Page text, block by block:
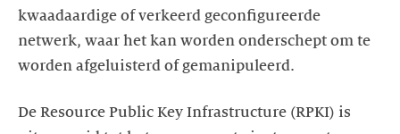
kwaadaardige of verkeerd geconfigureerde
netwerk, waar het kan worden onderschept om te
worden afgeluisterd of gemanipuleerd.
De Resource Public Key Infrastructure (RPKI) is